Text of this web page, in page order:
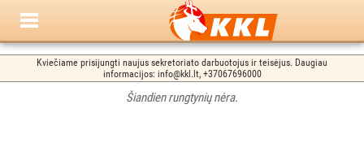
Kviečiame prisijungti naujus sekretoriato darbuotojus ir teisėjus. Daugiau
informacijos: info@kkl.lt, +37067696000
Šiandien rungtynių nėra.